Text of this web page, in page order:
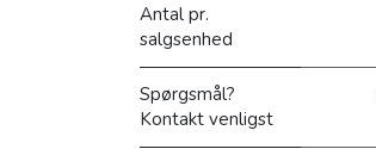
Antal pr.
salgsenhed
Spørgsmål?
Kontakt venligst